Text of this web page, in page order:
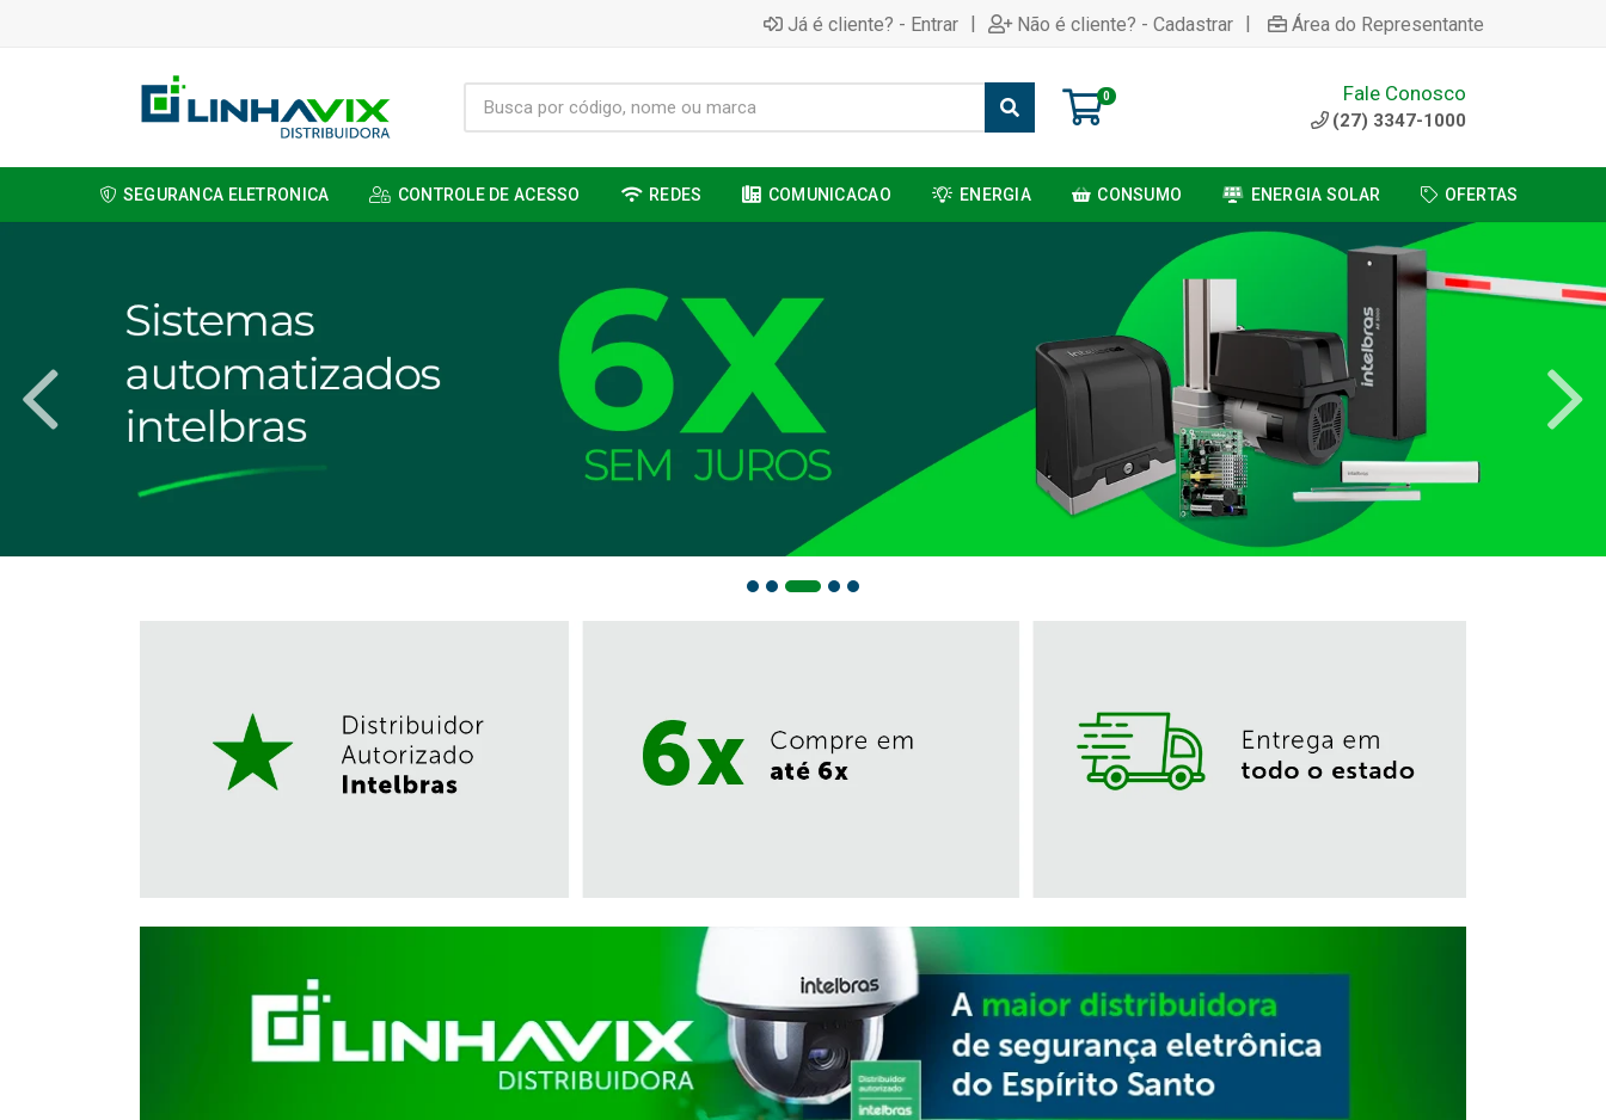
Já é cliente? - Entrar | Não é cliente? - Cadastrar | Área do Representante
0 Fale Conosco
(27) 3347-1000
SEGURANCA ELETRONICA CONTROLE DE ACESSO REDES COMUNICACAO ENERGIA CONSUMO ENERGIA SOLAR OFERTAS